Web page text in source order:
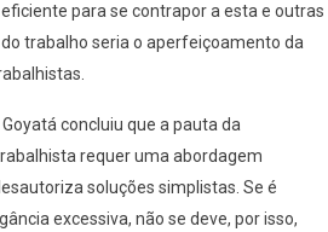
para se contrapor a esta e outras
trabalho seria o aperfeiçoamento da
concluiu que a pauta da
requer uma abordagem
soluções simplistas. Se é
excessiva, não se deve, por isso,